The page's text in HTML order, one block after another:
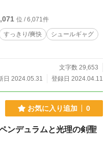
位 / 6,071件
すっきり/爽快
シュールギャグ
文字数 29,653
日 2024.05.31
登録日 2024.04.11
お気に入り追加 0
ンデュラムと光理の剣聖